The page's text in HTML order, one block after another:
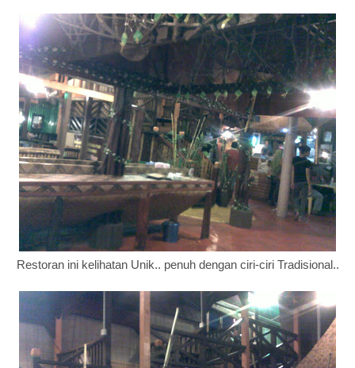
Restoran ini kelihatan Unik.. penuh dengan ciri-ciri Tradisional..